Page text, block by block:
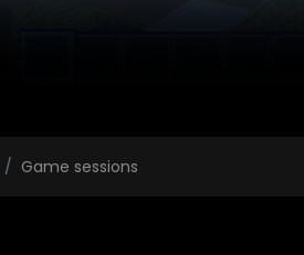
Game sessions